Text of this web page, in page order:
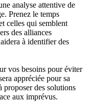
analyse attentive de
Prenez le temps
celles qui semblent
des alliances
à identifier des
vos besoins pour éviter
appréciée pour sa
proposer des solutions
aux imprévus.